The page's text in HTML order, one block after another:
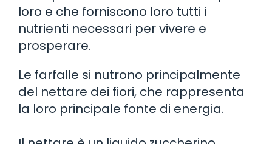
loro e che forniscono loro tutti i
nutrienti necessari per vivere e
prosperare.
Le farfalle si nutrono principalmente
del nettare dei fiori, che rappresenta
la loro principale fonte di energia.